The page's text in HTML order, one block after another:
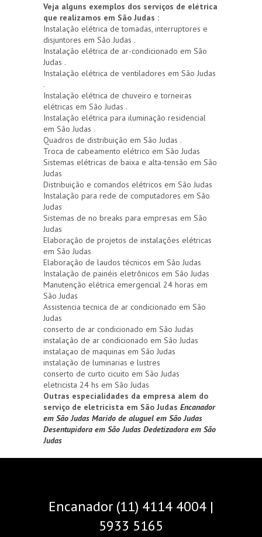
Veja alguns exemplos dos serviços de elétrica
que realizamos em São Judas :
Instalação elétrica de tomadas, interruptores e
disjuntores em São Judas .
Instalação elétrica de ar-condicionado em São
Judas .
Instalação elétrica de ventiladores em São Judas
.
Instalação elétrica de chuveiro e torneiras
elétricas em São Judas .
Instalação elétrica para iluminação residencial
em São Judas .
Quadros de distribuição em São Judas .
Troca de cabeamento elétrico em São Judas
Sistemas elétricas de baixa e alta-tensão em São
Judas
Distribuição e comandos elétricos em São Judas
Instalação para rede de computadores em São
Judas
Sistemas de no breaks para empresas em São
Judas
Elaboração de projetos de instalações elétricas
em São Judas
Elaboração de laudos técnicos em São Judas
Instalação de painéis eletrônicos em São Judas
Manutenção elétrica emergencial 24 horas em
São Judas
Assistencia tecnica de ar condicionado em São
Judas
conserto de ar condicionado em São Judas
instalação de ar condicionado em São Judas
instalaçao de maquinas em São Judas
instalação de luminarias e lustres
conserto de curto cicuito em São Judas
eletricista 24 hs em São Judas
Outras especialidades da empresa alem do
serviço de eletricista em São Judas Encanador
em São Judas Marido de aluguel em São Judas
Desentupidora em São Judas Dedetizadora em São
Judas
Encanador (11) 4114 4004 |
5933 5165